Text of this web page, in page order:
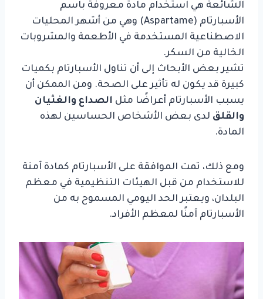
الشائعة هي استخدام مادة معروفة باسم
الأسبارتام (Aspartame) وهي من أشهر المحليات
الاصطناعية المستخدمة في الأطعمة والمشروبات
الخالية من السكر.
تشير بعض الأبحاث إلى أن تناول الأسبارتام بكميات
كبيرة قد يكون له تأثير على الصحة. ومن الممكن أن
يسبب الأسبارتام أعراضًا مثل الصداع والغثيان
والقلق لدى بعض الأشخاص الحساسين لهذه
المادة.
ومع ذلك، تمت الموافقة على الأسبارتام كمادة آمنة
للاستخدام من قبل الهيئات التنظيمية في معظم
البلدان، ويعتبر الحد اليومي المسموح به من
الأسبارتام آمنًا لمعظم الأفراد.